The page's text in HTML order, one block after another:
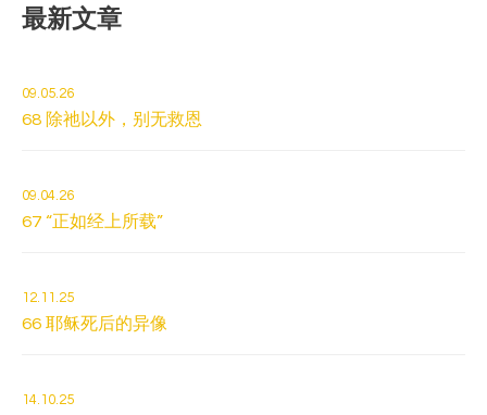
最新文章
09.05.26
68 除祂以外，别无救恩
09.04.26
67 “正如经上所载”
12.11.25
66 耶稣死后的异像
14.10.25